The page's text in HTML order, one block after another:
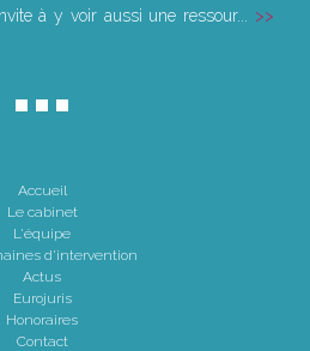
à y voir aussi une ressour...
Accueil
Le cabinet
L'équipe
d'intervention
Actus
Eurojuris
Honoraires
Contact